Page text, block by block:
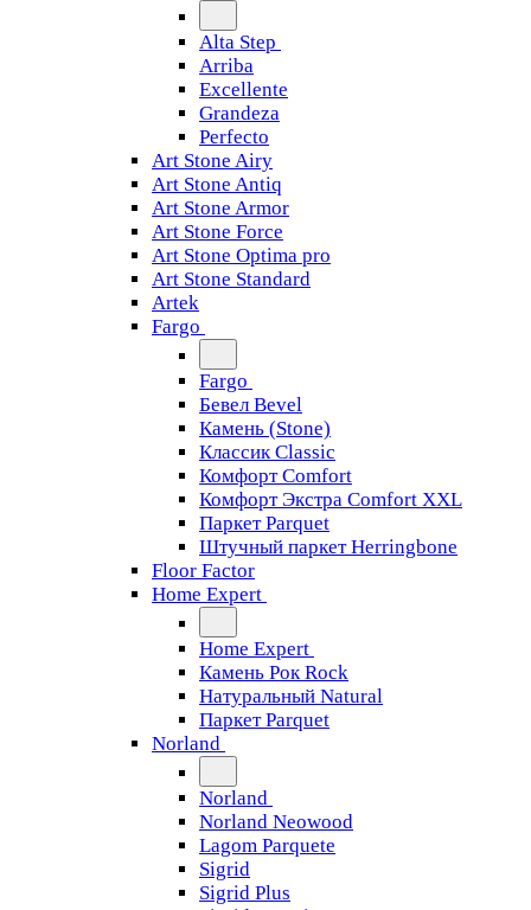
Alta Step
Arriba
Excellente
Grandeza
Perfecto
Art Stone Airy
Art Stone Antiq
Art Stone Armor
Art Stone Force
Art Stone Optima pro
Art Stone Standard
Artek
Fargo
Fargo
Бевел Bevel
Камень (Stone)
Классик Classic
Комфорт Comfort
Комфорт Экстра Comfort XXL
Паркет Parquet
Штучный паркет Herringbone
Floor Factor
Home Expert
Home Expert
Камень Рок Rock
Натуральный Natural
Паркет Parquet
Norland
Norland
Norland Neowood
Lagom Parquete
Sigrid
Sigrid Plus